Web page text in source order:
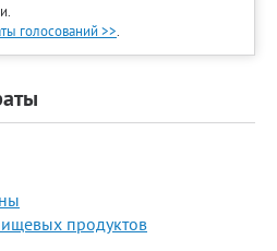
голосований >>.
продуктов